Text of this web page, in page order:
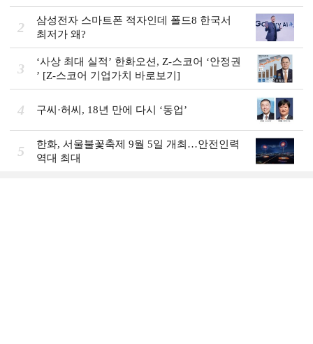
2
삼성전자 스마트폰 적자인데 폴드8 한국서
최저가 왜?
3
‘사상 최대 실적ʼ 한화오션, Z-스코어 ‘안정권
ʼ [Z-스코어 기업가치 바로보기]
4 구씨·허씨, 18년 만에 다시 ‘동업’
5
한화, 서울불꽃축제 9월 5일 개최…안전인력
역대 최대